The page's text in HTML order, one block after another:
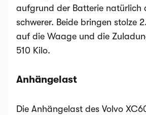
aufgrund der Batterie natürlich
schwerer. Beide bringen stolze
auf die Waage und die
510 Kilo.
Anhängelast
Die Anhängelast des Volvo